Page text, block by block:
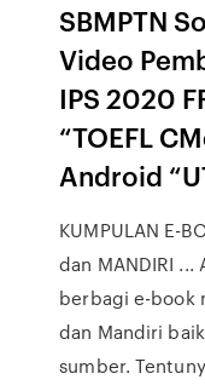
SBMPTN
Video
IPS 2020
“TOEFL
Android
KUMPULAN E-
dan MANDIRI ...
berbagi e-book
dan Mandiri
sumber.